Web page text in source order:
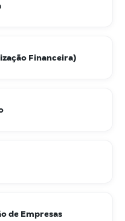
Financeira)
de Empresas